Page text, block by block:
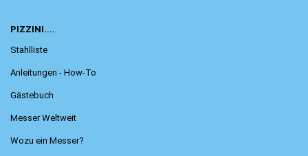
PIZZINI....
Stahlliste
Anleitungen - How-To
Gästebuch
Messer Weltweit
Wozu ein Messer?